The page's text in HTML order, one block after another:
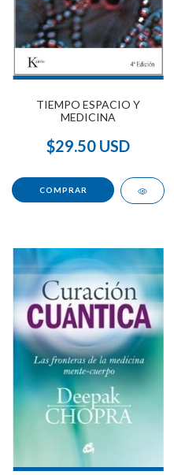
TIEMPO ESPACIO Y
MEDICINA
$29.50 USD